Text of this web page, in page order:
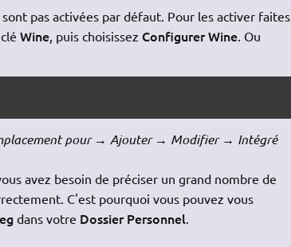
sont pas activées par défaut. Pour les activer faites
Wine, puis choisissez Configurer Wine. Ou
pour → Ajouter → Modifier → Intégré
avez besoin de préciser un grand nombre de
C'est pourquoi vous pouvez vous
dans votre Dossier Personnel